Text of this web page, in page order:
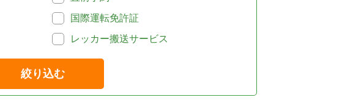
国際運転免許証
レッカー搬送サービス
絞り込む